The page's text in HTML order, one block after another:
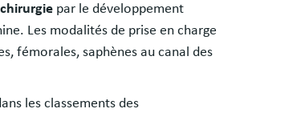
par le développement
Les modalités de prise en charge
fémorales, saphènes au canal des
les classements des